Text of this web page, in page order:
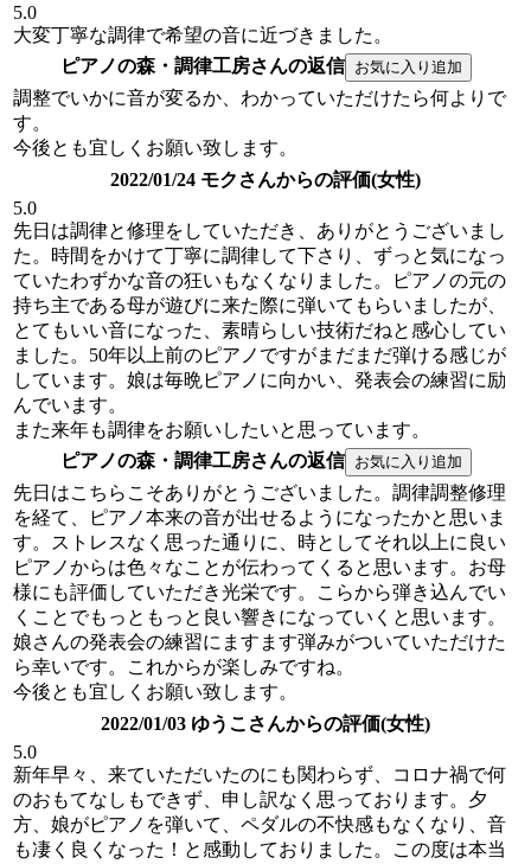
5.0
大変丁寧な調律で希望の音に近づきました。
ピアノの森・調律工房さんの返信
調整でいかに音が変るか、わかっていただけたら何よりで
す。
今後とも宜しくお願い致します。
2022/01/24 モクさんからの評価(女性)
5.0
先日は調律と修理をしていただき、ありがとうございまし
た。時間をかけて丁寧に調律して下さり、ずっと気になっ
ていたわずかな音の狂いもなくなりました。ピアノの元の
持ち主である母が遊びに来た際に弾いてもらいましたが、
とてもいい音になった、素晴らしい技術だねと感心してい
ました。50年以上前のピアノですがまだまだ弾ける感じが
しています。娘は毎晩ピアノに向かい、発表会の練習に励
んでいます。
また来年も調律をお願いしたいと思っています。
ピアノの森・調律工房さんの返信
先日はこちらこそありがとうございました。調律調整修理
を経て、ピアノ本来の音が出せるようになったかと思いま
す。ストレスなく思った通りに、時としてそれ以上に良い
ピアノからは色々なことが伝わってくると思います。お母
様にも評価していただき光栄です。こらから弾き込んでい
くことでもっともっと良い響きになっていくと思います。
娘さんの発表会の練習にますます弾みがついていただけた
ら幸いです。これからが楽しみですね。
今後とも宜しくお願い致します。
2022/01/03 ゆうこさんからの評価(女性)
5.0
新年早々、来ていただいたのにも関わらず、コロナ禍で何
のおもてなしもできず、申し訳なく思っております。夕
方、娘がピアノを弾いて、ペダルの不快感もなくなり、音
も凄く良くなった！と感動しておりました。この度は本当